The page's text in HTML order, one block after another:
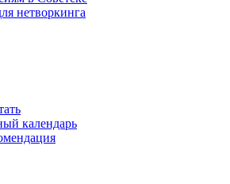
нетворкинга
календарь